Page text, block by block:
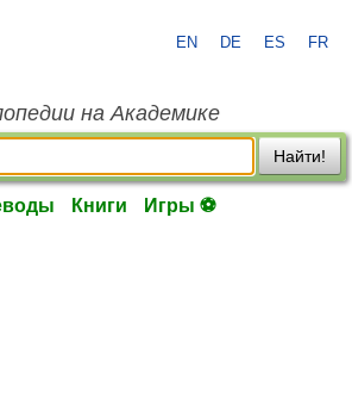
EN DE ES FR
на Академике
Найти!
Книги Игры ⚽